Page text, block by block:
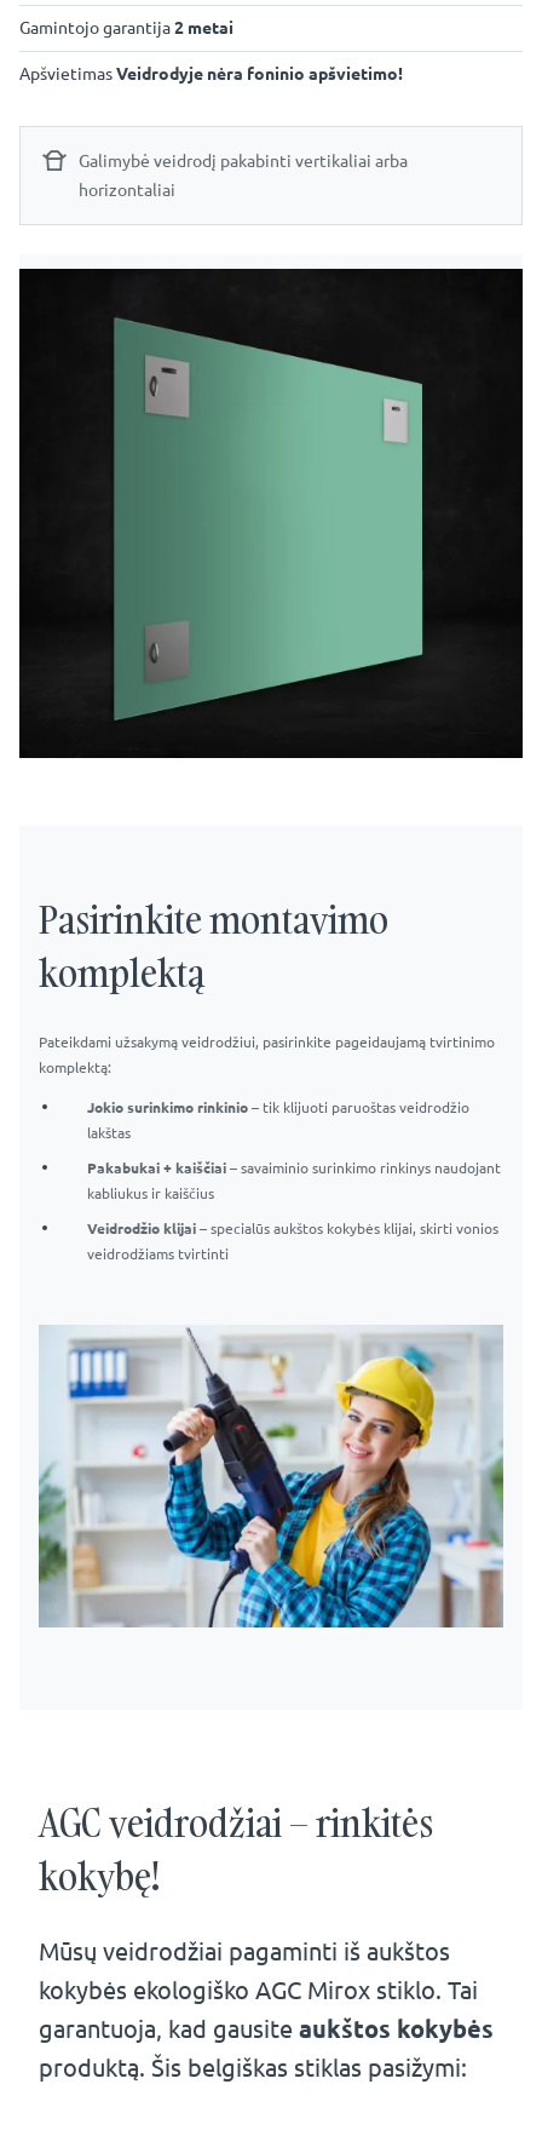
Gamintojo garantija2 metai
ApšvietimasVeidrodyje nėra foninio apšvietimo!
Galimybė veidrodį pakabinti vertikaliai arba
horizontaliai
Pasirinkite montavimo
komplektą
Pateikdami užsakymą veidrodžiui, pasirinkite pageidaujamą tvirtinimo
komplektą:
Jokio surinkimo rinkinio – tik klijuoti paruoštas veidrodžio
lakštas
Pakabukai + kaiščiai – savaiminio surinkimo rinkinys naudojant
kabliukus ir kaiščius
Veidrodžio klijai – specialūs aukštos kokybės klijai, skirti vonios
veidrodžiams tvirtinti
AGC veidrodžiai – rinkitės
kokybę!
Mūsų veidrodžiai pagaminti iš aukštos
kokybės ekologiško AGC Mirox stiklo. Tai
garantuoja, kad gausite aukštos kokybės
produktą. Šis belgiškas stiklas pasižymi: